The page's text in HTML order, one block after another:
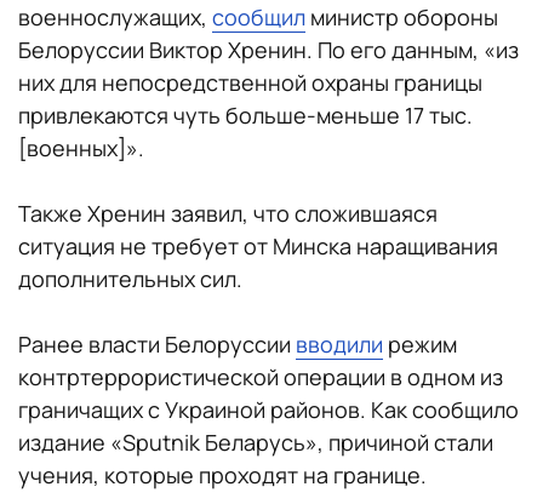
военнослужащих, сообщил министр обороны
Белоруссии Виктор Хренин. По его данным, «из
них для непосредственной охраны границы
привлекаются чуть больше-меньше 17 тыс.
[военных]».
Также Хренин заявил, что сложившаяся
ситуация не требует от Минска наращивания
дополнительных сил.
Ранее власти Белоруссии вводили режим
контртеррористической операции в одном из
граничащих с Украиной районов. Как сообщило
издание «Sputnik Беларусь», причиной стали
учения, которые проходят на границе.